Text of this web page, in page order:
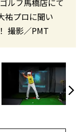
祐プロに聞い
撮影／PMT